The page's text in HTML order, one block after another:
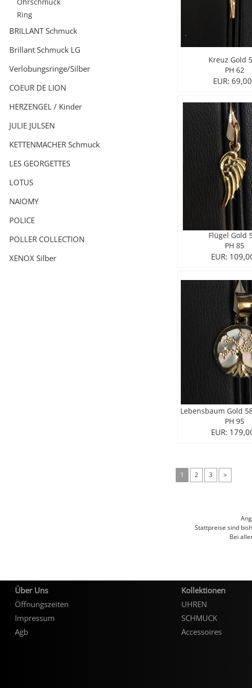
City Milanese
Steel/Stahl
LOTUS
MICHAEL HERBELIN
MÜHLE - GLASHÜTTE
SEIKO
TASCHENUHREN
Ohrschmuck
LES GEORGETTES
LOTUS
NAIOMY
POLLER COLLECTION
XENOX Silber
Ohrschmuck
Ring
BRILLANT Schmuck
Brillant Schmuck LG
Verlobungsringe/Silber
COEUR DE LION
HERZENGEL / Kinder
JULIE JULSEN
KETTENMACHER Schmuck
LES GEORGETTES
LOTUS
NAIOMY
POLICE
POLLER COLLECTION
XENOX Silber
Kreuz Gold
PH 62
EUR:
Flügel Gold
PH 85
EUR:
Lebensbaum Gold
PH 95
EUR:
1 2 3 >
Stattpreise sind
Bei
Über Uns
Öffnungszeiten
Impressum
Agb
Kollektionen
UHREN
SCHMUCK
Accessoires